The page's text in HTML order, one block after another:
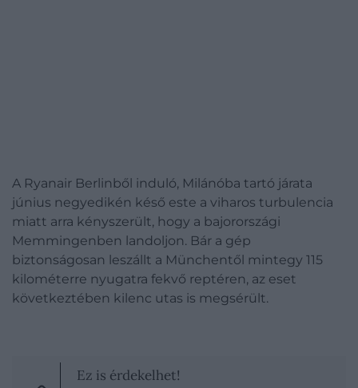
A Ryanair Berlinből induló, Milánóba tartó járata
június negyedikén késő este a viharos turbulencia
miatt arra kényszerült, hogy a bajorországi
Memmingenben landoljon. Bár a gép
biztonságosan leszállt a Münchentől mintegy 115
kilométerre nyugatra fekvő reptéren, az eset
következtében kilenc utas is megsérült.
Ez is érdekelhet!